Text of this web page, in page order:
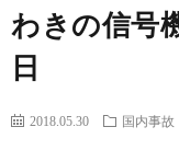
わきの信号
日
2018.05.30 国内事故